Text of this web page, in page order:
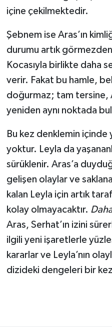
içine çekilmektedir.
Şebnem ise Aras’ın
durumu artık
Kocasıyla birlikte daha
verir. Fakat bu hamle,
doğurmaz; tam tersine,
yeniden aynı noktada
Bu kez denklemin içinde
yoktur. Leyla da
sürüklenir. Aras’a
gelişen olaylar ve
kalan Leyla için artık
kolay olmayacaktır.
Aras, Serhat’ın izini
ilgili yeni işaretlerle
kararlar ve Leyla’nın
dizideki dengeleri bir